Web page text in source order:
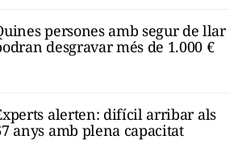
persones amb segur de llar
desgravar més de 1.000 €
alerten: difícil arribar als
anys amb plena capacitat